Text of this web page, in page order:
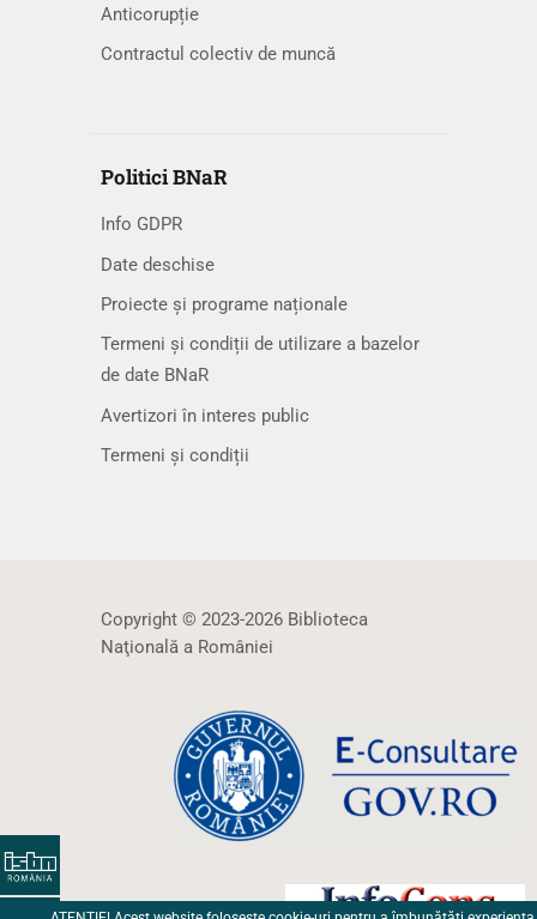
Anticorupție
Contractul colectiv de muncă
Politici BNaR
Info GDPR
Date deschise
Proiecte și programe naționale
Termeni și condiții de utilizare a bazelor
de date BNaR
Avertizori în interes public
Termeni și condiții
Copyright © 2023-2026 Biblioteca
Naţională a României